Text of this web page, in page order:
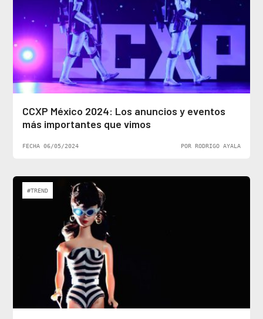
CCXP México 2024: Los anuncios y eventos
más importantes que vimos
FECHA 06/05/2024 POR RODRIGO AYALA
#TREND